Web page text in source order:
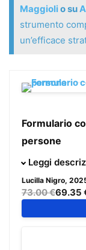
Maggiolio su
strumento
un’efficace
Formulario
persone
Il testo,
raccoglie oltre
,
indicazione dei
preclusioni e
Leggi
Lucilla Nigro,
73.00 €69.35